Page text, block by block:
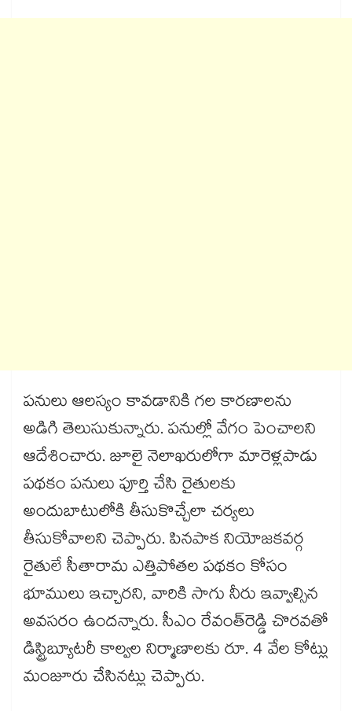
పనులు ఆలస్యం కావడానికి గల కారణాలను
అడిగి తెలుసుకున్నారు. పనుల్లో వేగం పెంచాలని
ఆదేశించారు. జూలై నెలాఖరులోగా మారెళ్లపాడు
పథకం పనులు పూర్తి చేసి రైతులకు
అందుబాటులోకి తీసుకొచ్చేలా చర్యలు
తీసుకోవాలని చెప్పారు. పినపాక నియోజకవర్గ
రైతులే సీతారామ ఎత్తిపోతల పథకం కోసం
భూములు ఇచ్చారని, వారికి సాగు నీరు ఇవ్వాల్సిన
అవసరం ఉందన్నారు. సీఎం రేవంత్‌‌‌‌రెడ్డి చొరవతో
డిస్ట్రిబ్యూటరీ కాల్వల నిర్మాణాలకు రూ. 4 వేల కోట్లు
మంజూరు చేసినట్లు చెప్పారు.